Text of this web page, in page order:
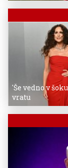
'Še vedno v
vratu